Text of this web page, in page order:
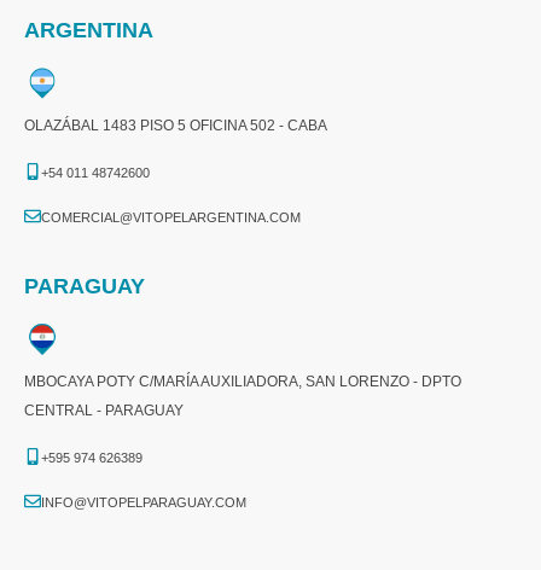
ARGENTINA
OLAZÁBAL 1483 PISO 5 OFICINA 502 - CABA
+54 011 48742600​
COMERCIAL@VITOPELARGENTINA.COM​
PARAGUAY
MBOCAYA POTY C/MARÍA AUXILIADORA, SAN LORENZO - DPTO
CENTRAL - PARAGUAY
+595 974 626389
INFO@VITOPELPARAGUAY.COM